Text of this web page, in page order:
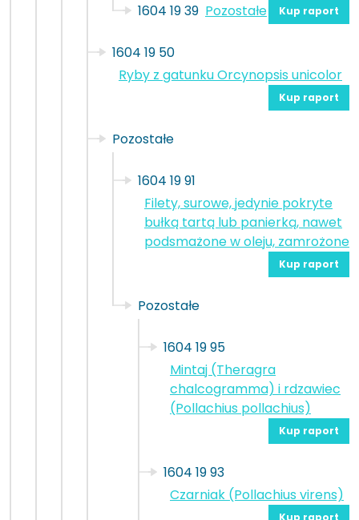
1604 19 39 Pozostałe Kup raport
1604 19 50
Ryby z gatunku Orcynopsis unicolor
Kup raport
Pozostałe
1604 19 91
Filety, surowe, jedynie pokryte
bułką tartą lub panierką, nawet
podsmażone w oleju, zamrożone
Kup raport
Pozostałe
1604 19 95
Mintaj (Theragra
chalcogramma) i rdzawiec
(Pollachius pollachius)
Kup raport
1604 19 93
Czarniak (Pollachius virens)
Kup raport